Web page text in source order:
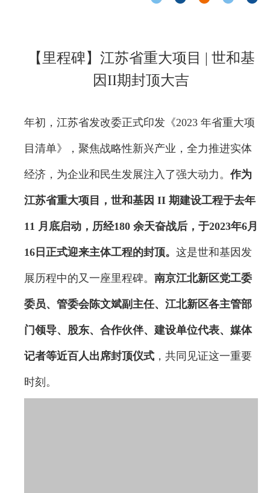
【里程碑】江苏省重大项目 | 世和基
因II期封顶大吉
年初，江苏省发改委正式印发《2023 年省重大项
目清单》，聚焦战略性新兴产业，全力推进实体
经济，为企业和民生发展注入了强大动力。 作为
江苏省重大项目，世和基因 II 期建设工程于去年
11 月底启动，历经180 余天奋战后，于2023年6月
16日正式迎来主体工程的封顶。 这是世和基因发
展历程中的又一座里程碑。 南京江北新区党工委
委员、管委会陈文斌副主任、江北新区各主管部
门领导、股东、合作伙伴、建设单位代表、媒体
记者等近百人出席封顶仪式 ，共同见证这一重要
时刻。